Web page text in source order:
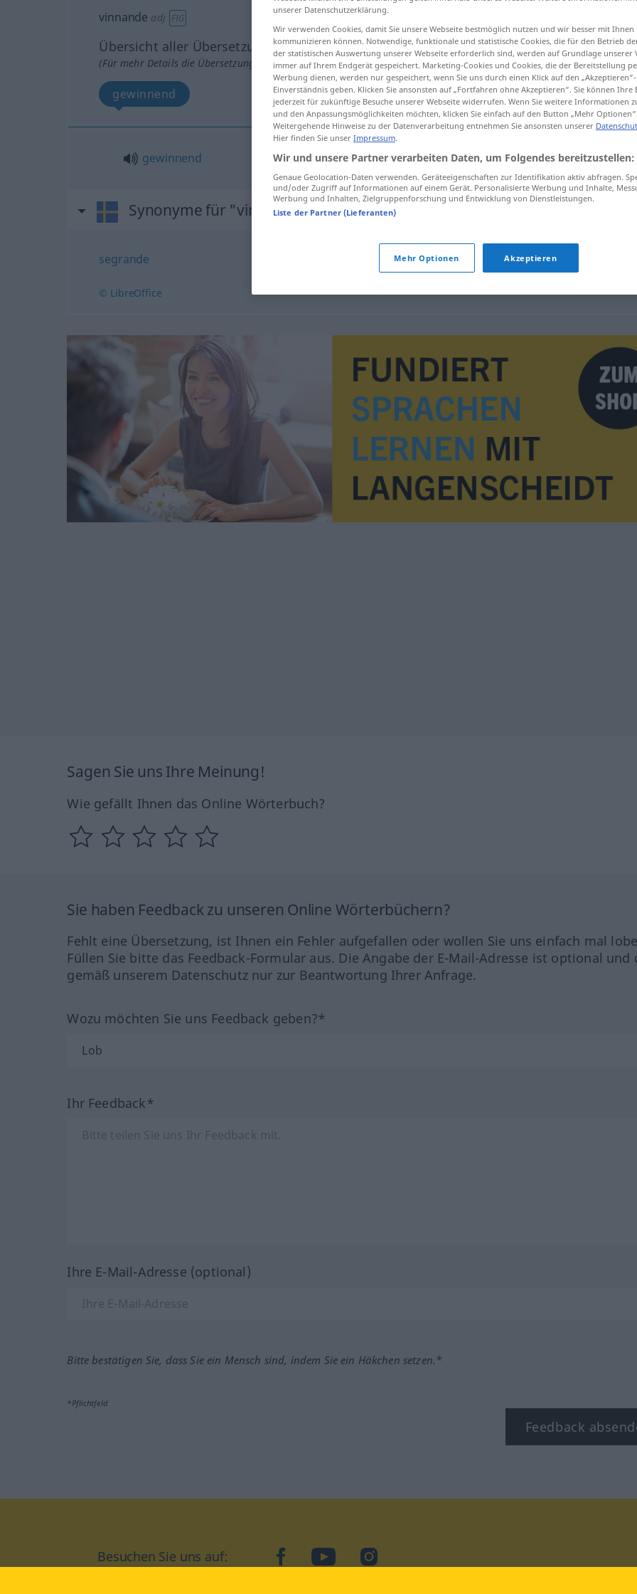
vinnande adj FIG
Übersicht aller Übersetzungen
(Für mehr Details die Übersetzung anklicken/antippen)
gewinnend
gewinnend vinnande
Synonyme für "vinnande"
segrande
© LibreOffice
Sagen Sie uns Ihre Meinung!
Wie gefällt Ihnen das Online Wörterbuch?
Sie haben Feedback zu unseren Online Wörterbüchern?
Fehlt eine Übersetzung, ist Ihnen ein Fehler aufgefallen oder wollen Sie uns einfach mal
Füllen Sie bitte das Feedback-Formular aus. Die Angabe der E-Mail-Adresse ist optional und
gemäß unserem Datenschutz nur zur Beantwortung Ihrer Anfrage.
Wozu möchten Sie uns Feedback geben?*
Ihr Feedback*
Ihre E-Mail-Adresse (optional)
Bitte bestätigen Sie, dass Sie ein Mensch sind, indem Sie ein Häkchen setzen.*
*Pflichtfeld
Feedback
Besuchen Sie uns auf: facebookYouTubeInstagram
unserer Datenschutzerklärung.
Wir verwenden Cookies, damit Sie unsere Webseite bestmöglich nutzen und wir besser mit Ihnen
kommunizieren können. Notwendige, funktionale und statistische Cookies, die für den Betrieb
der statistischen Auswertung unserer Webseite erforderlich sind, werden auf Grundlage unserer
immer auf Ihrem Endgerät gespeichert. Marketing-Cookies und Cookies, die der Bereitstellung
Werbung dienen, werden nur gespeichert, wenn Sie uns durch einen Klick auf den
Einverständnis geben. Klicken Sie ansonsten auf „Fortfahren ohne Akzeptieren“. Sie können
jederzeit für zukünftige Besuche unserer Webseite widerrufen. Wenn Sie weitere Informationen
und den Anpassungsmöglichkeiten möchten, klicken Sie einfach auf den Button „Mehr
Weitergehende Hinweise zu der Datenverarbeitung entnehmen Sie ansonsten unserer
Hier finden Sie unser Impressum.
Wir und unsere Partner verarbeiten Daten, um Folgendes bereitzustellen:
Genaue Geolocation-Daten verwenden. Geräteeigenschaften zur Identifikation aktiv abfragen.
und/oder Zugriff auf Informationen auf einem Gerät. Personalisierte Werbung und Inhalte,
Werbung und Inhalten, Zielgruppenforschung und Entwicklung von Dienstleistungen.
Liste der Partner (Lieferanten)
Mehr Optionen Akzeptieren